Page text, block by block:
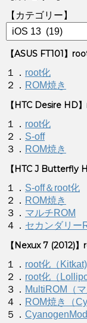
【カテゴリー】
【ASUS FT101】
１． root化
２． ROM焼き
【HTC Desire HD
１． root化
２． S-off
３． ROM焼き
【HTC J Butterfly
１． S-off＆root化
２． ROM焼き
３． マルチROM
４． セカンダリー
【Nexux 7 (2012)
１． root化（Kitkat)
２． root化（
３． MultiROM（
４． ROM焼き（
５．